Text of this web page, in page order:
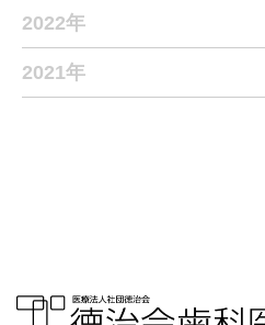
2022年
2021年